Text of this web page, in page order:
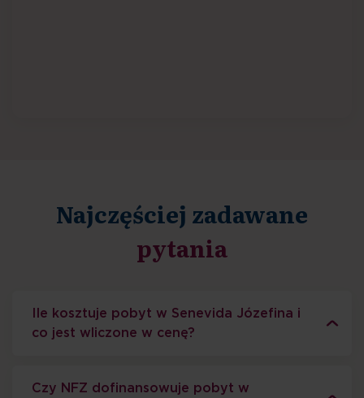
Najczęściej zadawane
pytania
Ile kosztuje pobyt w Senevida Józefina i
co jest wliczone w cenę?
Czy NFZ dofinansowuje pobyt w